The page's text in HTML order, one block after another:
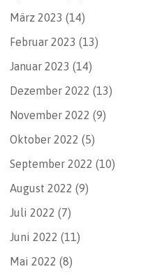
März 2023 (14)
Februar 2023 (13)
Januar 2023 (14)
Dezember 2022 (13)
November 2022 (9)
Oktober 2022 (5)
September 2022 (10)
August 2022 (9)
Juli 2022 (7)
Juni 2022 (11)
Mai 2022 (8)